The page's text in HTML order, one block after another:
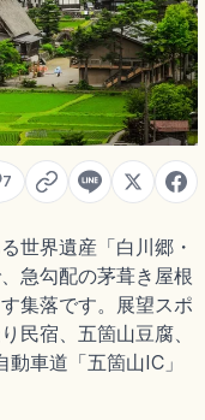
7
世界遺産「白川郷・
急勾配の茅葺き屋根
集落です。展望スポ
民宿、五箇山豆腐、
車道「五箇山IC」